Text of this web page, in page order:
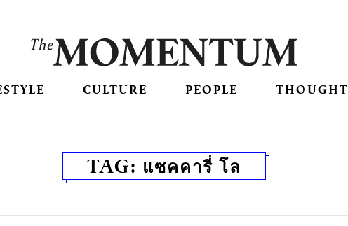
CULTURE PEOPLE THOUGHT
TAG: แซคคารี่ โล